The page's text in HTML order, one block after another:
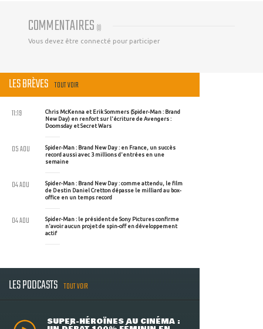
COMMENTAIRES (0)
Vous devez être connecté pour participer
LES BRÈVES TOUT VOIR
Chris McKenna et Erik Sommers (Spider-Man : Brand
New Day) en renfort sur l'écriture de Avengers :
Doomsday et Secret Wars
11:19
Spider-Man : Brand New Day : en France, un succès
record aussi avec 3 millions d'entrées en une
semaine
05 AOU
Spider-Man : Brand New Day : comme attendu, le film
de Destin Daniel Cretton dépasse le milliard au box-
office en un temps record
04 AOU
Spider-Man : le président de Sony Pictures confirme
n'avoir aucun projet de spin-off en développement
actif
04 AOU
LES PODCASTS TOUT VOIR
SUPER-HÉROÏNES AU CINÉMA :